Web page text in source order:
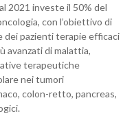
2021 investe il 50% del
con l’obiettivo di
dei pazienti terapie effica­ci
avanzati di malattia,
terapeutiche
nei tumori
colon-retto, pancreas,